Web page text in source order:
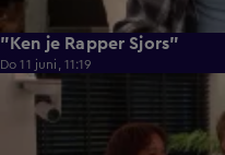
"Ken je Rapper Sjors"
Do 11 juni, 11:19
0:39